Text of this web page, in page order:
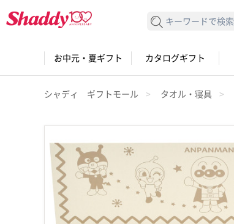
検索する
お中元・夏ギフト カタログギフト
シャディ ギフトモール タオル・寝具